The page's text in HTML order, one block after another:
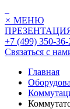
× МЕНЮ
+7 (499) 350-36-
Связаться с
Главная